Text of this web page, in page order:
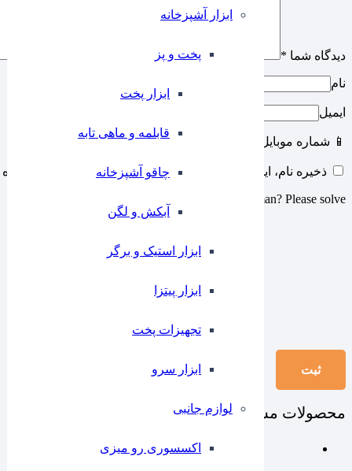
ابزار آشپزخانه
پخت و پز
ابزار پخت
قابلمه و ماهی تابه
چاقو آشپزخانه
آبکش و لگن
ابزار استیک و برگر
ابزار پیتزا
تجهیزات پخت
ابزار سرو
لوازم جانبی
اکسسوری رو میزی
دیدگاه شما *
نام
ایمیل
📱 شماره موبایل
ذخیره نام، ایمیل و وبسایت من در مرورگر برای زمانی که
Are you human? Please solve:
محصولات مشابه